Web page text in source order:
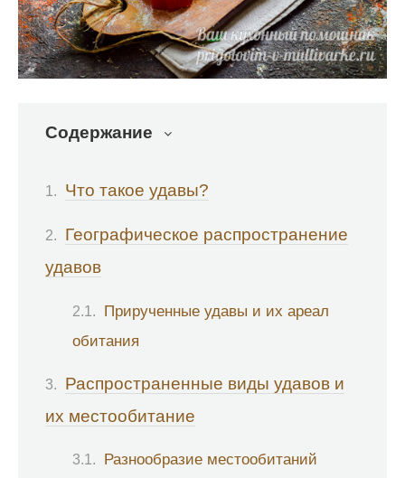
Содержание
Что такое удавы?
Географическое распространение
удавов
Прирученные удавы и их ареал
обитания
Распространенные виды удавов и
их местообитание
Разнообразие местообитаний